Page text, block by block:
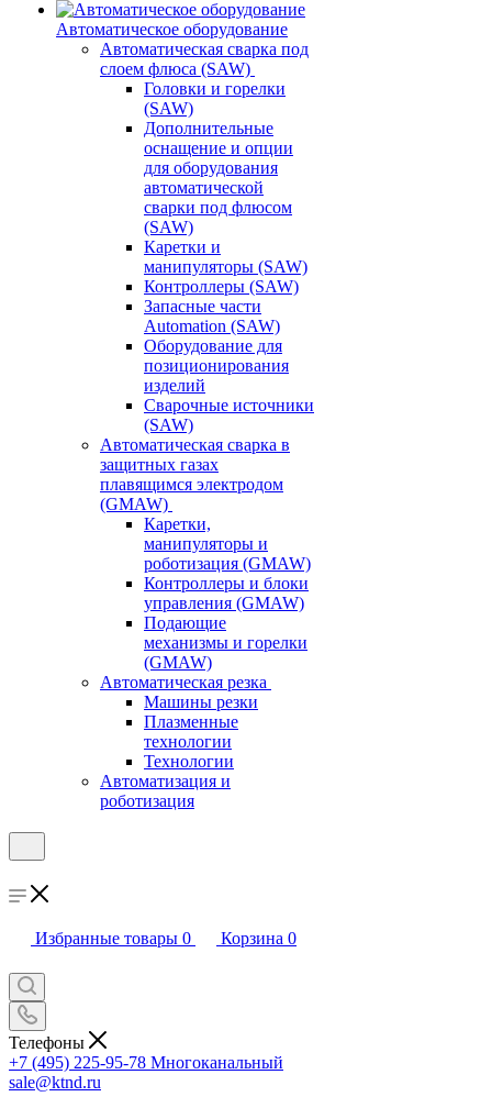
Автоматическое оборудование
Автоматическая сварка под
слоем флюса (SAW)
Головки и горелки
(SAW)
Дополнительные
оснащение и опции
для оборудования
автоматической
сварки под флюсом
(SAW)
Каретки и
манипуляторы (SAW)
Контроллеры (SAW)
Запасные части
Automation (SAW)
Оборудование для
позиционирования
изделий
Сварочные источники
(SAW)
Автоматическая сварка в
защитных газах
плавящимся электродом
(GMAW)
Каретки,
манипуляторы и
роботизация (GMAW)
Контроллеры и блоки
управления (GMAW)
Подающие
механизмы и горелки
(GMAW)
Автоматическая резка
Машины резки
Плазменные
технологии
Технологии
Автоматизация и
роботизация
Избранные товары 0 Корзина 0
Телефоны
+7 (495) 225-95-78 Многоканальный
sale@ktnd.ru